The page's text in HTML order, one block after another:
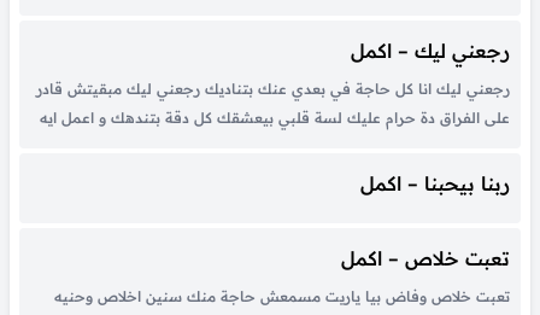
رجعني ليك – اكمل
رجعني ليك انا كل حاجة في بعدي عنك بتناديك رجعني ليك مبقيتش قادر
على الفراق دة حرام عليك لسة قلبي بيعشقك كل دقة بتندهك و اعمل ايه
ربنا بيحبنا – اكمل
تعبت خلاص – اكمل
تعبت خلاص وفاض بيا ياريت مسمعش حاجة منك سنين اخلاص وحنيه